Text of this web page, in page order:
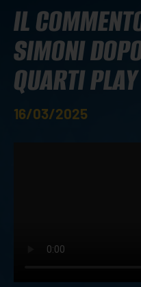
IL
SIMONI
QUARTI
16/03/2025